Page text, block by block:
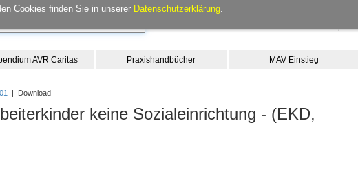
Cookies finden Sie in unserer Datenschutzerklärung.
AVR Caritas Praxishandbücher MAV Einstieg
| Download
keine Sozialeinrichtung - (EKD,